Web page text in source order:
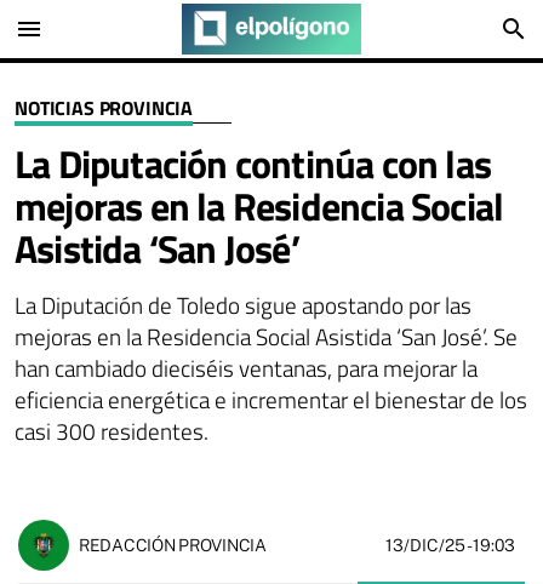
menu search
NOTICIAS PROVINCIA
La Diputación continúa con las
mejoras en la Residencia Social
Asistida ‘San José’
La Diputación de Toledo sigue apostando por las
mejoras en la Residencia Social Asistida ‘San José’. Se
han cambiado dieciséis ventanas, para mejorar la
eficiencia energética e incrementar el bienestar de los
casi 300 residentes.
REDACCIÓN PROVINCIA 13/DIC/25- 19:03